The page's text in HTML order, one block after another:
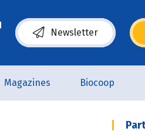
Newsletter
(s’ouvre dans une nouvelle
Magazines Biocoop